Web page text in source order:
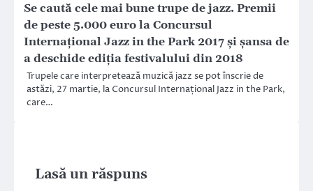
Se caută cele mai bune trupe de jazz. Premii
de peste 5.000 euro la Concursul
Internațional Jazz in the Park 2017 și șansa de
a deschide ediția festivalului din 2018
Trupele care interpretează muzică jazz se pot înscrie de
astăzi, 27 martie, la Concursul Internațional Jazz in the Park,
care…
Lasă un răspuns